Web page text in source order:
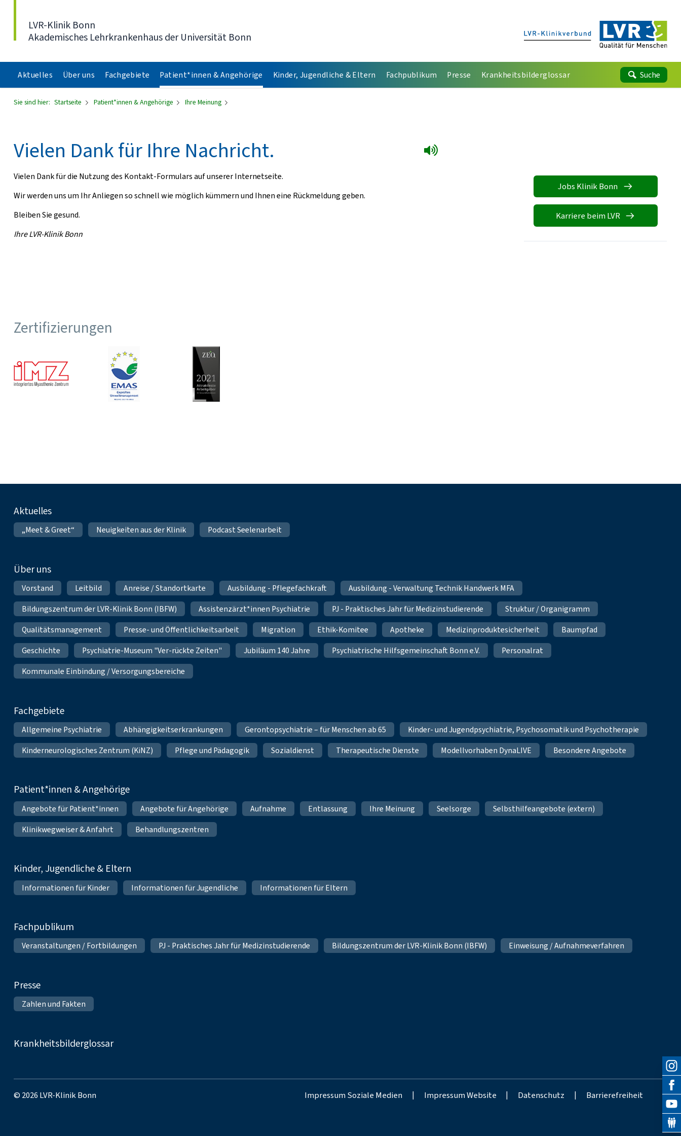
LVR-Klinik Bonn
Akademisches Lehrkrankenhaus der Universität Bonn
Aktuelles Über uns Fachgebiete Patient*innen & Angehörige Kinder, Jugendliche & Eltern Fachpublikum Presse Krankheitsbilderglossar Suche
Sie sind hier: Startseite Patient*innen & Angehörige Ihre Meinung
Vielen Dank für Ihre Nachricht.
Vielen Dank für die Nutzung des Kontakt-Formulars auf unserer Internetseite.
Wir werden uns um Ihr Anliegen so schnell wie möglich kümmern und Ihnen eine Rückmeldung geben.
Bleiben Sie gesund.
Ihre LVR-Klinik Bonn
Jobs Klinik Bonn
Karriere beim LVR
Zertifizierungen
Fußnavigation
Aktuelles
„Meet & Greet“ Neuigkeiten aus der Klinik Podcast Seelenarbeit
Über uns
Vorstand Leitbild Anreise / Standortkarte Ausbildung - Pflegefachkraft
Ausbildung - Verwaltung Technik Handwerk MFA
Bildungszentrum der LVR-Klinik Bonn (IBFW)
Assistenzärzt*innen Psychiatrie PJ - Praktisches Jahr für Medizinstudierende
Struktur / Organigramm
Qualitätsmanagement
Presse- und Öffentlichkeitsarbeit Migration Ethik-Komitee Apotheke Medizinproduktesicherheit
Baumpfad
Geschichte
Psychiatrie-Museum "Ver-rückte Zeiten" Jubiläum 140 Jahre Psychiatrische Hilfsgemeinschaft Bonn e.V.
Personalrat
Kommunale Einbindung / Versorgungsbereiche
Fachgebiete
Allgemeine Psychiatrie Abhängigkeitserkrankungen Gerontopsychiatrie – für Menschen ab 65
Kinder- und Jugendpsychiatrie, Psychosomatik und Psychotherapie
Kinderneurologisches Zentrum (KiNZ)
Pflege und Pädagogik Sozialdienst Therapeutische Dienste Modellvorhaben DynaLIVE Besondere Angebote
Patient*innen & Angehörige
Angebote für Patient*innen Angebote für Angehörige Aufnahme Entlassung Ihre Meinung Seelsorge
Selbsthilfeangebote (extern)
Klinikwegweiser & Anfahrt
Behandlungszentren
Kinder, Jugendliche & Eltern
Informationen für Kinder Informationen für Jugendliche Informationen für Eltern
Fachpublikum
Veranstaltungen / Fortbildungen PJ - Praktisches Jahr für Medizinstudierende Bildungszentrum der LVR-Klinik Bonn (IBFW) Einweisung / Aufnahmeverfahren
Presse
Zahlen und Fakten
Krankheitsbilderglossar
© 2026 LVR-Klinik Bonn Impressum Soziale Medien | Impressum Website | Datenschutz | Barrierefreiheit